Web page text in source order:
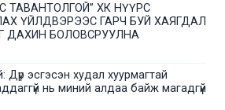
ТАВАНТОЛГОЙ” ХК НҮҮРС
ҮЙЛДВЭРЭЭС ГАРЧ БУЙ ХАЯГДАЛ
ДАХИН БОЛОВСРУУЛНА
Дүр эсгэсэн худал хуурмагтай
нь миний алдаа байж магадгүй